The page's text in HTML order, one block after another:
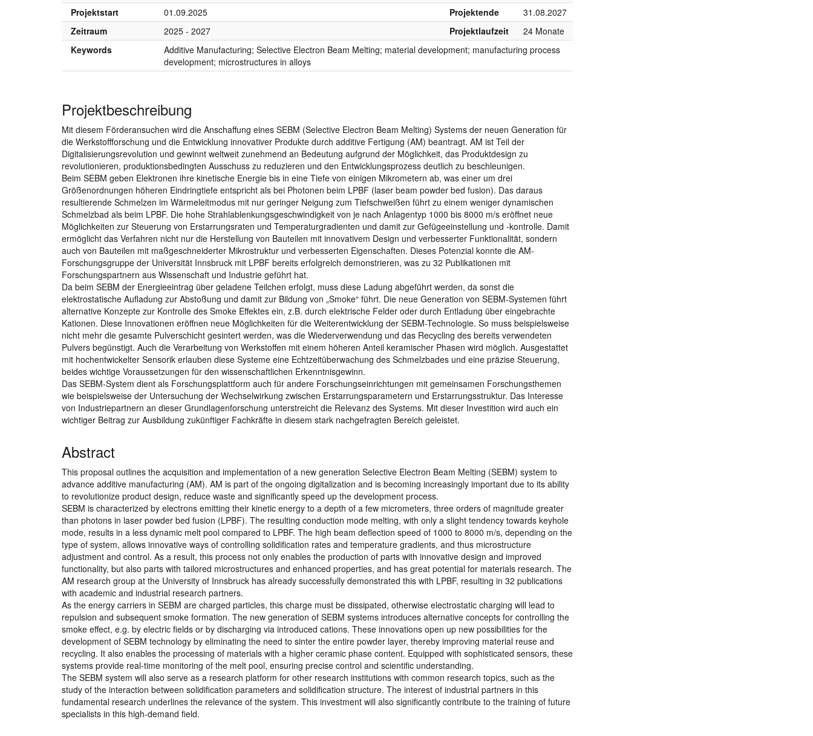
Projektstart 01.09.2025 Projektende
31.08.2027
Zeitraum
2025 - 2027 Projektlaufzeit
24 Monate
Keywords
Additive Manufacturing; Selective Electron Beam Melting; material development; manufacturing process
development; microstructures in alloys
Projektbeschreibung
Mit diesem Förderansuchen wird die Anschaffung eines SEBM (Selective Electron Beam Melting) Systems der neuen Generation für
die Werkstoffforschung und die Entwicklung innovativer Produkte durch additive Fertigung (AM) beantragt. AM ist Teil der
Digitalisierungsrevolution und gewinnt weltweit zunehmend an Bedeutung aufgrund der Möglichkeit, das Produktdesign zu
revolutionieren, produktionsbedingten Ausschuss zu reduzieren und den Entwicklungsprozess deutlich zu beschleunigen.
Beim SEBM geben Elektronen ihre kinetische Energie bis in eine Tiefe von einigen Mikrometern ab, was einer um drei
Größenordnungen höheren Eindringtiefe entspricht als bei Photonen beim LPBF (laser beam powder bed fusion). Das daraus
resultierende Schmelzen im Wärmeleitmodus mit nur geringer Neigung zum Tiefschweißen führt zu einem weniger dynamischen
Schmelzbad als beim LPBF. Die hohe Strahlablenkungsgeschwindigkeit von je nach Anlagentyp 1000 bis 8000 m/s eröffnet neue
Möglichkeiten zur Steuerung von Erstarrungsraten und Temperaturgradienten und damit zur Gefügeeinstellung und -kontrolle. Damit
ermöglicht das Verfahren nicht nur die Herstellung von Bauteilen mit innovativem Design und verbesserter Funktionalität, sondern
auch von Bauteilen mit maßgeschneiderter Mikrostruktur und verbesserten Eigenschaften. Dieses Potenzial konnte die AM-
Forschungsgruppe der Universität Innsbruck mit LPBF bereits erfolgreich demonstrieren, was zu 32 Publikationen mit
Forschungspartnern aus Wissenschaft und Industrie geführt hat.
Da beim SEBM der Energieeintrag über geladene Teilchen erfolgt, muss diese Ladung abgeführt werden, da sonst die
elektrostatische Aufladung zur Abstoßung und damit zur Bildung von „Smoke“ führt. Die neue Generation von SEBM-Systemen führt
alternative Konzepte zur Kontrolle des Smoke Effektes ein, z.B. durch elektrische Felder oder durch Entladung über eingebrachte
Kationen. Diese Innovationen eröffnen neue Möglichkeiten für die Weiterentwicklung der SEBM-Technologie. So muss beispielsweise
nicht mehr die gesamte Pulverschicht gesintert werden, was die Wiederverwendung und das Recycling des bereits verwendeten
Pulvers begünstigt. Auch die Verarbeitung von Werkstoffen mit einem höheren Anteil keramischer Phasen wird möglich. Ausgestattet
mit hochentwickelter Sensorik erlauben diese Systeme eine Echtzeitüberwachung des Schmelzbades und eine präzise Steuerung,
beides wichtige Voraussetzungen für den wissenschaftlichen Erkenntnisgewinn.
Das SEBM-System dient als Forschungsplattform auch für andere Forschungseinrichtungen mit gemeinsamen Forschungsthemen
wie beispielsweise der Untersuchung der Wechselwirkung zwischen Erstarrungsparametern und Erstarrungsstruktur. Das Interesse
von Industriepartnern an dieser Grundlagenforschung unterstreicht die Relevanz des Systems. Mit dieser Investition wird auch ein
wichtiger Beitrag zur Ausbildung zukünftiger Fachkräfte in diesem stark nachgefragten Bereich geleistet.
Abstract
This proposal outlines the acquisition and implementation of a new generation Selective Electron Beam Melting (SEBM) system to
advance additive manufacturing (AM). AM is part of the ongoing digitalization and is becoming increasingly important due to its ability
to revolutionize product design, reduce waste and significantly speed up the development process.
SEBM is characterized by electrons emitting their kinetic energy to a depth of a few micrometers, three orders of magnitude greater
than photons in laser powder bed fusion (LPBF). The resulting conduction mode melting, with only a slight tendency towards keyhole
mode, results in a less dynamic melt pool compared to LPBF. The high beam deflection speed of 1000 to 8000 m/s, depending on the
type of system, allows innovative ways of controlling solidification rates and temperature gradients, and thus microstructure
adjustment and control. As a result, this process not only enables the production of parts with innovative design and improved
functionality, but also parts with tailored microstructures and enhanced properties, and has great potential for materials research. The
AM research group at the University of Innsbruck has already successfully demonstrated this with LPBF, resulting in 32 publications
with academic and industrial research partners.
As the energy carriers in SEBM are charged particles, this charge must be dissipated, otherwise electrostatic charging will lead to
repulsion and subsequent smoke formation. The new generation of SEBM systems introduces alternative concepts for controlling the
smoke effect, e.g. by electric fields or by discharging via introduced cations. These innovations open up new possibilities for the
development of SEBM technology by eliminating the need to sinter the entire powder layer, thereby improving material reuse and
recycling. It also enables the processing of materials with a higher ceramic phase content. Equipped with sophisticated sensors, these
systems provide real-time monitoring of the melt pool, ensuring precise control and scientific understanding.
The SEBM system will also serve as a research platform for other research institutions with common research topics, such as the
study of the interaction between solidification parameters and solidification structure. The interest of industrial partners in this
fundamental research underlines the relevance of the system. This investment will also significantly contribute to the training of future
specialists in this high-demand field.